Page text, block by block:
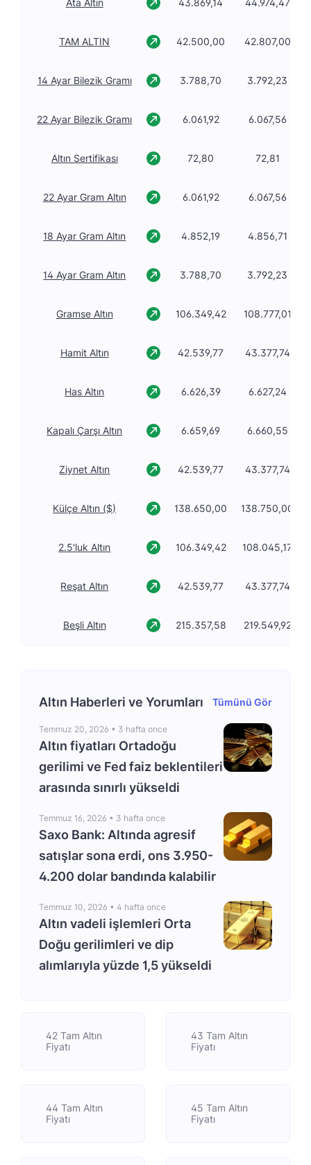
Ata Altın 43.869,14 44.974,47
TAM ALTIN 42.500,00 42.807,00
14 Ayar Bilezik Gramı 3.788,70 3.792,23
22 Ayar Bilezik Gramı 6.061,92 6.067,56
Altın Sertifikası 72,80 72,81
22 Ayar Gram Altın 6.061,92 6.067,56
18 Ayar Gram Altın 4.852,19 4.856,71
14 Ayar Gram Altın 3.788,70 3.792,23
Gramse Altın 106.349,42 108.777,01
Hamit Altın 42.539,77 43.377,74
Has Altın 6.626,39 6.627,24
Kapalı Çarşı Altın 6.659,69 6.660,55
Ziynet Altın 42.539,77 43.377,74
Külçe Altın ($) 138.650,00 138.750,00
2.5'luk Altın 106.349,42 108.045,17
Reşat Altın 42.539,77 43.377,74
Beşli Altın 215.357,58 219.549,92
Altın Haberleri ve Yorumları Tümünü Gör
Temmuz 20, 2026 • 3 hafta once
Altın fiyatları Ortadoğu
gerilimi ve Fed faiz beklentileri
arasında sınırlı yükseldi
Temmuz 16, 2026 • 3 hafta once
Saxo Bank: Altında agresif
satışlar sona erdi, ons 3.950-
4.200 dolar bandında kalabilir
Temmuz 10, 2026 • 4 hafta once
Altın vadeli işlemleri Orta
Doğu gerilimleri ve dip
alımlarıyla yüzde 1,5 yükseldi
42 Tam Altın
Fiyatı
43 Tam Altın
Fiyatı
44 Tam Altın
Fiyatı
45 Tam Altın
Fiyatı